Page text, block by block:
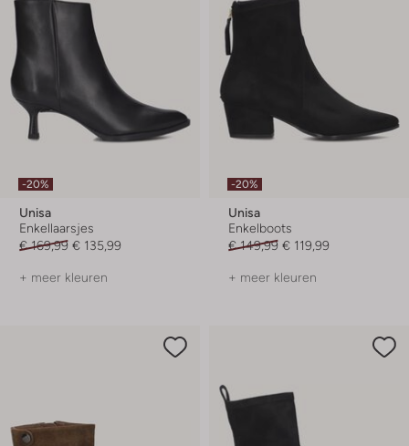
-20%
Unisa
Enkellaarsjes
€ 169,99 € 135,99
+ meer kleuren
-20%
Unisa
Enkelboots
€ 149,99 € 119,99
+ meer kleuren